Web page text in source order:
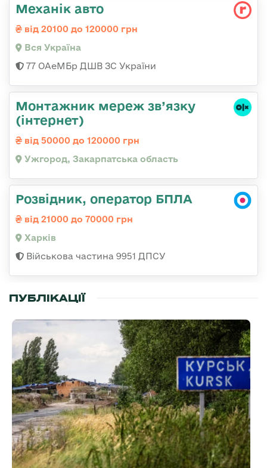
Механік авто
від 20100 до 120000 грн
Вся Україна
77 ОАеМБр ДШВ ЗС України
Монтажник мереж зв’язку
(інтернет)
від 50000 до 120000 грн
Ужгород, Закарпатська область
Розвідник, оператор БПЛА
від 21000 до 70000 грн
Харків
Військова частина 9951 ДПСУ
ПУБЛІКАЦІЇ